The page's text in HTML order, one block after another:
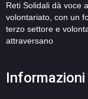
Reti Solidali dà voce
volontariato, con un
terzo settore e
attraversano
Informazioni